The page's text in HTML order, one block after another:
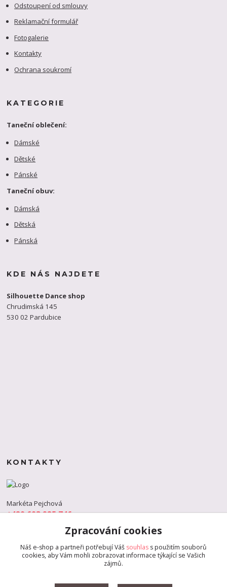
Odstoupení od smlouvy
Reklamační formulář
Fotogalerie
Kontakty
Ochrana soukromí
KATEGORIE
Taneční oblečení:
Dámské
Dětské
Pánské
Taneční obuv:
Dámská
Dětská
Pánská
KDE NÁS NAJDETE
Silhouette Dance shop
Chrudimská 145
530 02 Pardubice
KONTAKTY
Markéta Pejchová
+420 603 925 746
info@s-dance.cz
Zpracování cookies
Náš e-shop a partneři potřebují Váš souhlas s použitím souborů
cookies, aby Vám mohli zobrazovat informace týkající se Vašich
zájmů.